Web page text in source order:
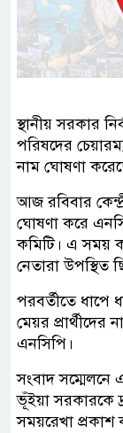
স্থানীয় সরকার
পরিষদের
নাম ঘোষণা
আজ রবিবার
ঘোষণা করে
কমিটি। এ সময়
নেতারা উপস্থিত
পরবর্তীতে ধাপে
মেয়র
এনসিপি।
সংবাদ
ভূঁইয়া সরকারকে
সময়রেখা প্রকাশ